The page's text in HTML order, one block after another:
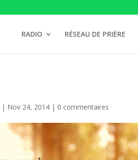
RADIO RÉSEAU DE PRIÈRE
| Nov 24, 2014 | 0 commentaires